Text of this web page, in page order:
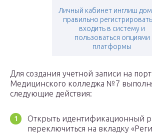
Личный кабинет инглиш
правильно
входить в систему и
пользоваться опциями
платформы
Для создания учетной записи на
Медицинского колледжа №7
следующие действия:
Открыть идентификационный
переключиться на вкладку